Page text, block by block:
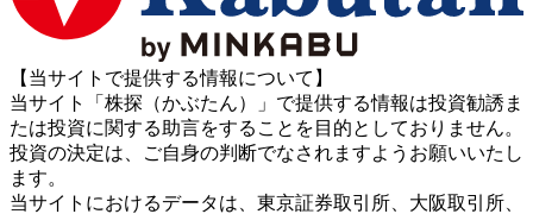
【当サイトで提供する情報について】
当サイト「株探（かぶたん）」で提供する情報は投資勧誘ま
たは投資に関する助言をすることを目的としておりません。
投資の決定は、ご自身の判断でなされますようお願いいたし
ます。
当サイトにおけるデータは、東京証券取引所、大阪取引所、